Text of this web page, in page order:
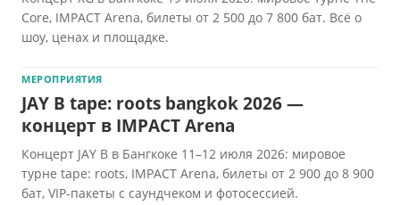
Core, IMPACT Arena, билеты от 2 500 до 7 800 бат. Всё о
шоу, ценах и площадке.
МЕРОПРИЯТИЯ
JAY B tape: roots bangkok 2026 —
концерт в IMPACT Arena
Концерт JAY B в Бангкоке 11–12 июля 2026: мировое
турне tape: roots, IMPACT Arena, билеты от 2 900 до 8 900
бат, VIP-пакеты с саундчеком и фотосессией.